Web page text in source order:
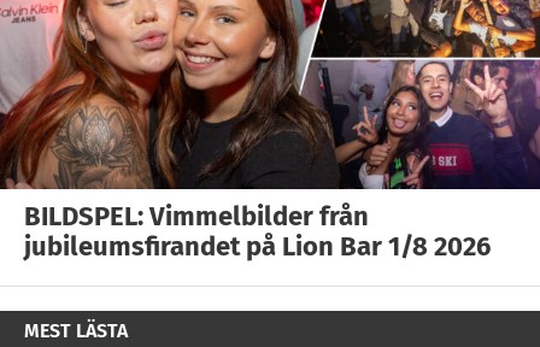
BILDSPEL: Vimmelbilder från
jubileumsfirandet på Lion Bar 1/8 2026
MEST LÄSTA